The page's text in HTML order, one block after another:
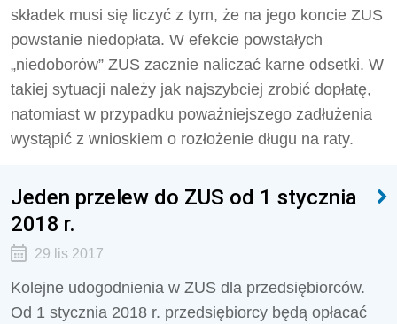
składek musi się liczyć z tym, że na jego koncie ZUS
powstanie niedopłata. W efekcie powstałych
„niedoborów” ZUS zacznie naliczać karne odsetki. W
takiej sytuacji należy jak najszybciej zrobić dopłatę,
natomiast w przypadku poważniejszego zadłużenia
wystąpić z wnioskiem o rozłożenie długu na raty.
Jeden przelew do ZUS od 1 stycznia
2018 r.
29 lis 2017
Kolejne udogodnienia w ZUS dla przedsiębiorców.
Od 1 stycznia 2018 r. przedsiębiorcy będą opłacać